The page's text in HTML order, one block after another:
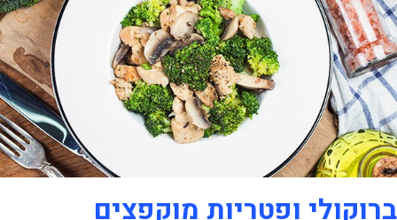
ברוקולי ופטריות מוקפצים